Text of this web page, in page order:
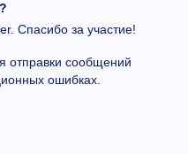
Спасибо за участие!
отправки сообщений
ошибках.